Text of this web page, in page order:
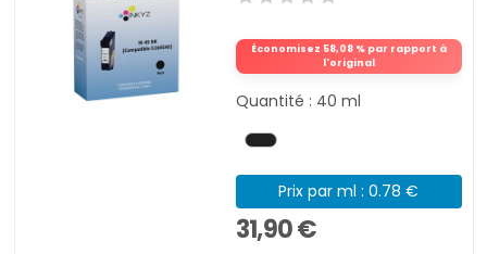
Économisez 58,08 % par rapport à
l'original
Quantité : 40 ml
Prix par ml : 0.78 €
31,90 €